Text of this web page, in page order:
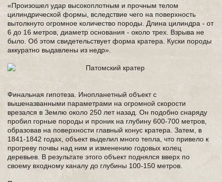
«Произошел удар высокоплотным и прочным телом
цилиндрической формы, вследствие чего на поверхность
вытолкнуто огромное количество породы. Длина цилиндра - от
6 до 16 метров, диаметр основания - около трех. Взрыва не
было. Об этом свидетельствует форма кратера. Куски породы
аккуратно выдавлены из недр».
Финальная гипотеза. Инопланетный объект с
вышеназванными параметрами на огромной скорости
врезался в Землю около 250 лет назад. Он подобно снаряду
пробил горные породы и проник на глубину 600-700 метров,
образовав на поверхности главный конус кратера. Затем, в
1841-1842 годах, объект выделил много тепла, что привело к
прогреву почвы над ним и изменению годовых колец
деревьев. В результате этого объект поднялся вверх по
своему входному каналу до глубины 100-150 метров.